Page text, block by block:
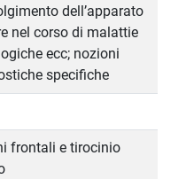
dell’apparato
nel corso di malattie
ecc; nozioni
specifiche
frontali e tirocinio